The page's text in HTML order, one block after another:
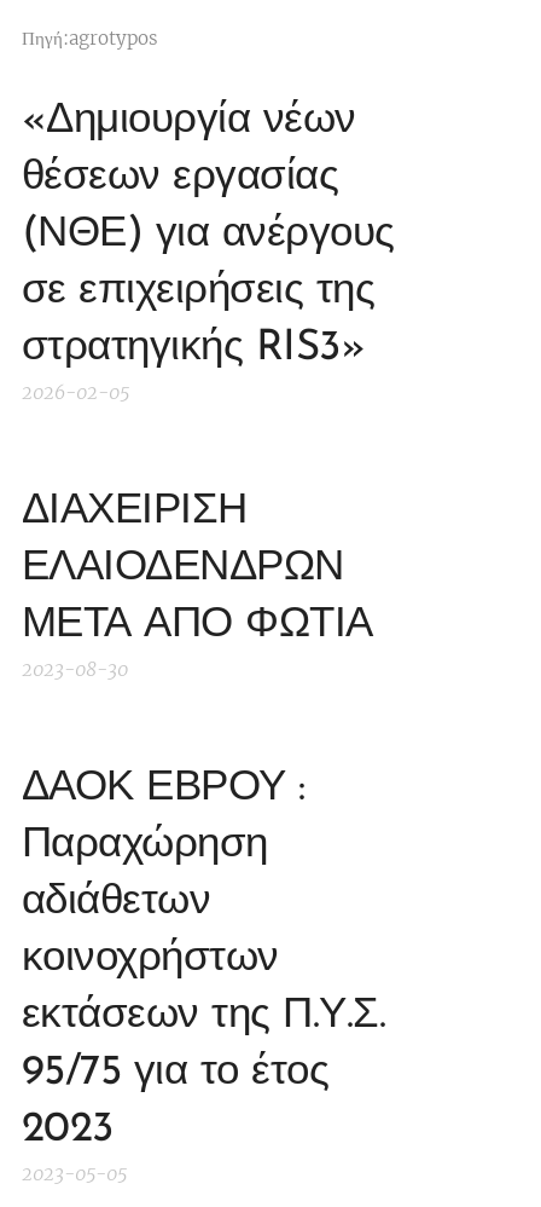
Πηγή:agrotypos
«Δημιουργία νέων
θέσεων εργασίας
(ΝΘΕ) για ανέργους
σε επιχειρήσεις της
στρατηγικής RIS3»
2026-02-05
ΔΙΑΧΕΙΡΙΣΗ
ΕΛΑΙΟΔΕΝΔΡΩΝ
ΜΕΤΑ ΑΠΟ ΦΩΤΙΑ
2023-08-30
ΔΑΟΚ ΕΒΡΟΥ :
Παραχώρηση
αδιάθετων
κοινοχρήστων
εκτάσεων της Π.Υ.Σ.
95/75 για το έτος
2023
2023-05-05